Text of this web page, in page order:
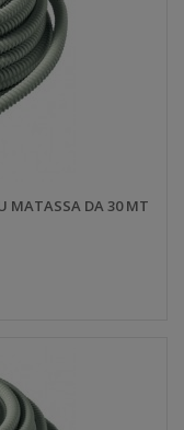
MATASSA DA 30 MT